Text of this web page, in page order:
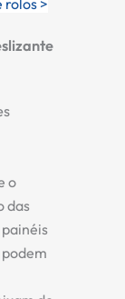
rolos >
o
das